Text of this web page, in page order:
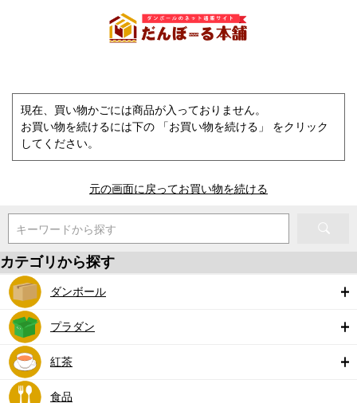
現在、買い物かごには商品が入っておりません。
お買い物を続けるには下の 「お買い物を続ける」 をクリック
してください。
元の画面に戻ってお買い物を続ける
キーワードから探す
カテゴリから探す
ダンボール
プラダン
紅茶
食品